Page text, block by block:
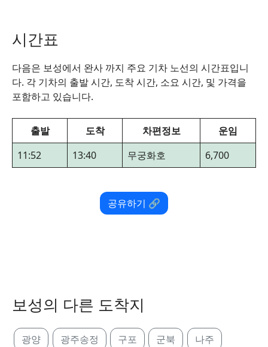
시간표
다음은 보성에서 완사 까지 주요 기차 노선의 시간표입니
다. 각 기차의 출발 시간, 도착 시간, 소요 시간, 및 가격을
포함하고 있습니다.
출발 도착 차편정보
운임
11:52
13:40 무궁화호 6,700
공유하기 🔗
보성의 다른 도착지
광양 광주송정 구포 군북 나주